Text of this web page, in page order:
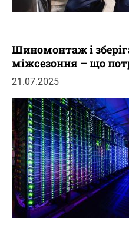
Шиномонтаж і
міжсезоння – що
21.07.2025